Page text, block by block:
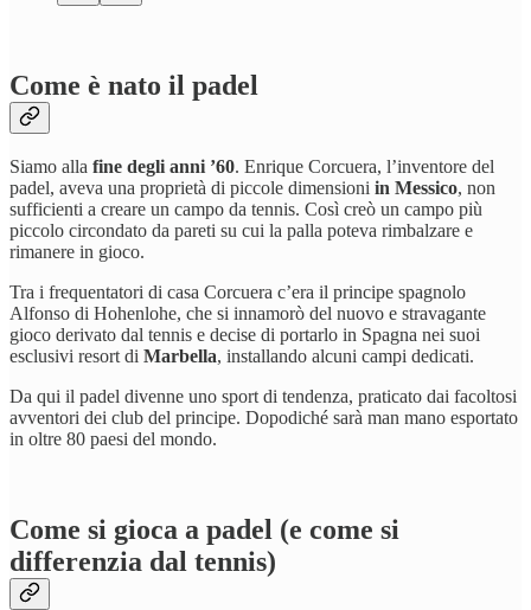
Come è nato il padel
Siamo alla fine degli anni ’60. Enrique Corcuera, l’inventore del
padel, aveva una proprietà di piccole dimensioni in Messico, non
sufficienti a creare un campo da tennis. Così creò un campo più
piccolo circondato da pareti su cui la palla poteva rimbalzare e
rimanere in gioco.
Tra i frequentatori di casa Corcuera c’era il principe spagnolo
Alfonso di Hohenlohe, che si innamorò del nuovo e stravagante
gioco derivato dal tennis e decise di portarlo in Spagna nei suoi
esclusivi resort di Marbella, installando alcuni campi dedicati.
Da qui il padel divenne uno sport di tendenza, praticato dai facoltosi
avventori dei club del principe. Dopodiché sarà man mano esportato
in oltre 80 paesi del mondo.
Come si gioca a padel (e come si
differenzia dal tennis)